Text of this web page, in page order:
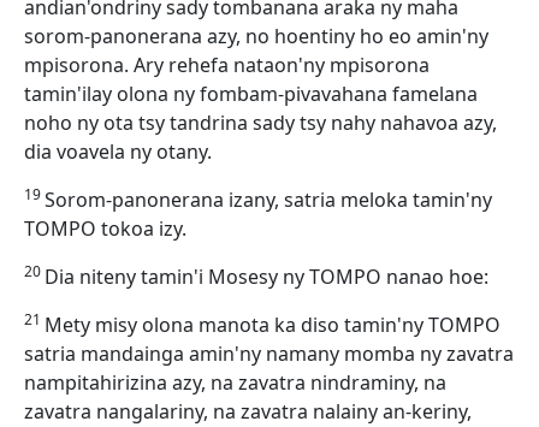
andian'ondriny sady tombanana araka ny maha
sorom-panonerana azy, no hoentiny ho eo amin'ny
mpisorona. Ary rehefa nataon'ny mpisorona
tamin'ilay olona ny fombam-pivavahana famelana
noho ny ota tsy tandrina sady tsy nahy nahavoa azy,
dia voavela ny otany.
19Sorom-panonerana izany, satria meloka tamin'ny
TOMPO tokoa izy.
20 Dia niteny tamin'i Mosesy ny TOMPO nanao hoe:
21 Mety misy olona manota ka diso tamin'ny TOMPO
satria mandainga amin'ny namany momba ny zavatra
nampitahirizina azy, na zavatra nindraminy, na
zavatra nangalariny, na zavatra nalainy an-keriny,